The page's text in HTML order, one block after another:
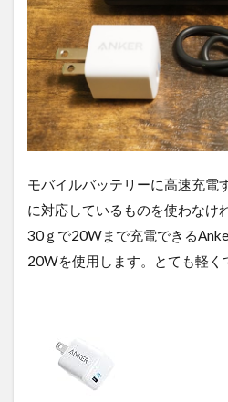
モバイルバッテリーに高速充電
に対応しているものを使わなけ
30ｇで20Wまで充電できる
20Wを使用します。とても軽く